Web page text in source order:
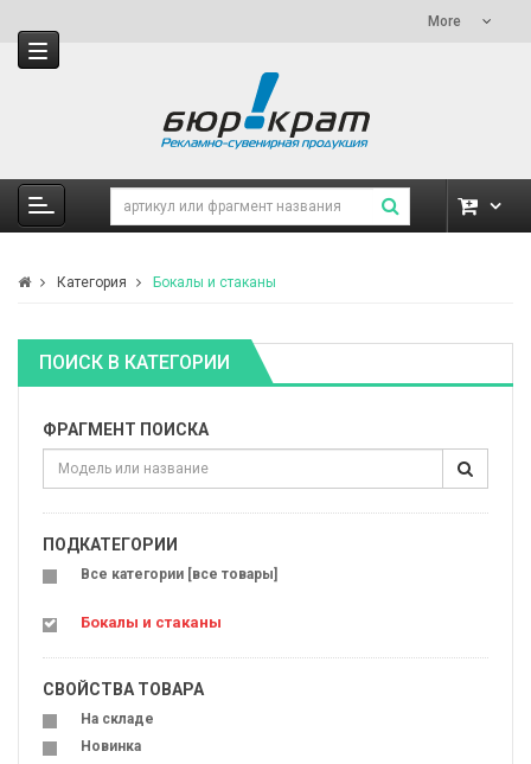
More
Категория Бокалы и стаканы
ПОИСК В КАТЕГОРИИ
ФРАГМЕНТ ПОИСКА
ПОДКАТЕГОРИИ
Все категории [все товары]
Бокалы и стаканы
СВОЙСТВА ТОВАРА
На складе
Новинка